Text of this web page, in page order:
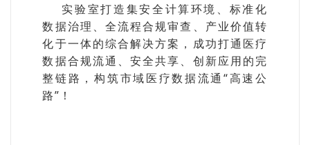
实验室打造集安全计算环境、标准化
数据治理、全流程合规审查、产业价值转
化于一体的综合解决方案，成功打通医疗
数据合规流通、安全共享、创新应用的完
整链路，构筑市域医疗数据流通“高速公
路”！